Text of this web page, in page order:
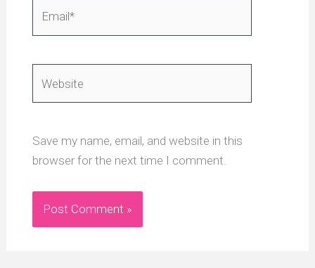
Save my name, email, and website in this
browser for the next time I comment.